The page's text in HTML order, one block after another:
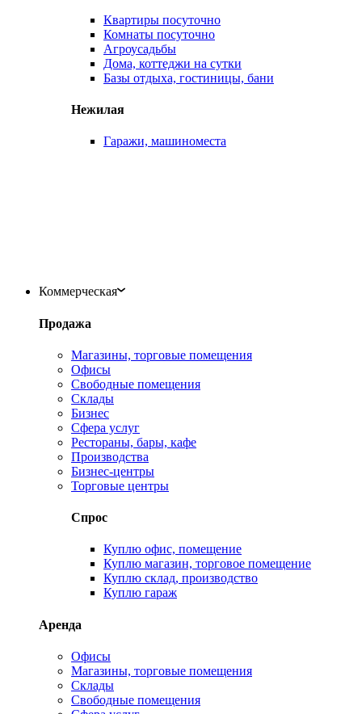
Квартиры посуточно
Комнаты посуточно
Агроусадьбы
Дома, коттеджи на сутки
Базы отдыха, гостиницы, бани
Нежилая
Гаражи, машиноместа
Коммерческая
Продажа
Магазины, торговые помещения
Офисы
Свободные помещения
Склады
Бизнес
Сфера услуг
Рестораны, бары, кафе
Производства
Бизнес-центры
Торговые центры
Спрос
Куплю офис, помещение
Куплю магазин, торговое помещение
Куплю склад, производство
Куплю гараж
Аренда
Офисы
Магазины, торговые помещения
Склады
Свободные помещения